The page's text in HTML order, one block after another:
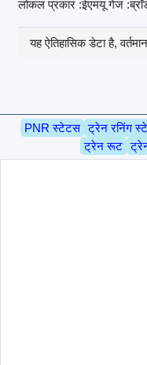
लोकल प्रकार :ईएमयू गेज
यह ऐतिहासिक डेटा है,
PNR स्टेटस ट्रेन रनिंग
ट्रेन रूट